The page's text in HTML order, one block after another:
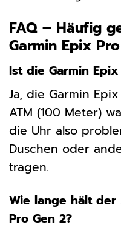
FAQ – Häufig
Garmin Epix
Ist die Garmin
Ja, die Garmin
ATM (100 Meter)
die Uhr also
Duschen oder
tragen.
Wie lange hält
Pro Gen 2?